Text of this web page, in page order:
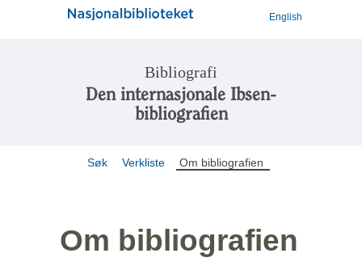
English
Bibliografi
Den internasjonale Ibsen-
bibliografien
Søk Verkliste Om bibliografien
Om bibliografien